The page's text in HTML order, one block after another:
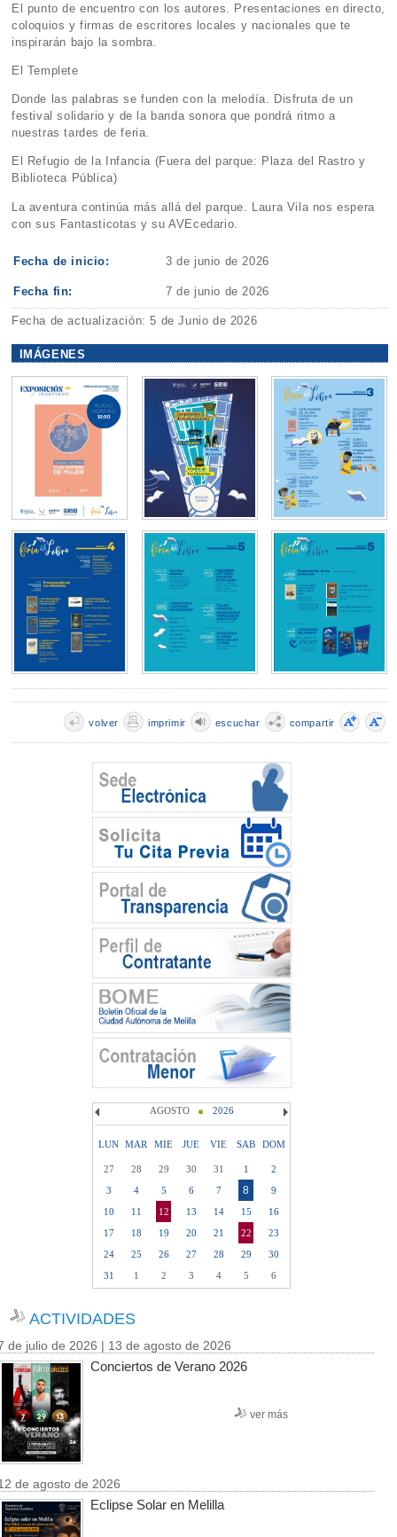
El punto de encuentro con los autores. Presentaciones en directo,
coloquios y firmas de escritores locales y nacionales que te
inspirarán bajo la sombra.
El Templete
Donde las palabras se funden con la melodía. Disfruta de un
festival solidario y de la banda sonora que pondrá ritmo a
nuestras tardes de feria.
El Refugio de la Infancia (Fuera del parque: Plaza del Rastro y
Biblioteca Pública)
La aventura continúa más allá del parque. Laura Vila nos espera
con sus Fantasticotas y su AVEcedario.
Fecha de inicio: 3 de junio de 2026
Fecha fin: 7 de junio de 2026
Fecha de actualización: 5 de Junio de 2026
IMÁGENES
compartir
escuchar
imprimir
volver
AGOSTO 2026
LUN MAR MIE JUE VIE SAB DOM
27 28 29 30 31 1
2
3
4 5 6 7 8
9
10
11 12 13 14 15
16
17
18 19 20 21 22
23
24
25 26 27 28 29
30
31
1 2 3 4 5 6
ACTIVIDADES
de julio de 2026 | 13 de agosto de 2026
Conciertos de Verano 2026
ver más
de agosto de 2026
Eclipse Solar en Melilla